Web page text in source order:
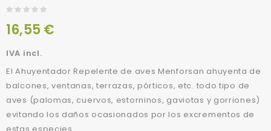
16,55 €
IVA incl.
El Ahuyentador Repelente de aves Menforsan ahuyenta de
balcones, ventanas, terrazas, pórticos, etc. todo tipo de
aves (palomas, cuervos, estorninos, gaviotas y gorriones)
evitando los daños ocasionados por los excrementos de